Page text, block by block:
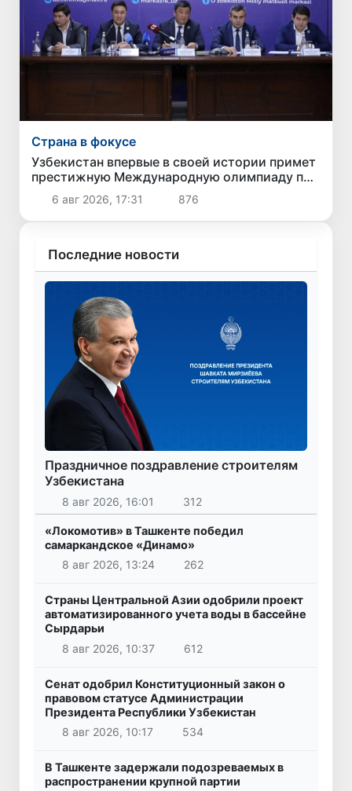
Страна в фокусе
Узбекистан впервые в своей истории примет
престижную Международную олимпиаду по
информатике IOI 2026
6 авг 2026, 17:31 876
Последние новости
Праздничное поздравление строителям
Узбекистана
8 авг 2026, 16:01 312
«Локомотив» в Ташкенте победил
самаркандское «Динамо»
8 авг 2026, 13:24
262
Страны Центральной Азии одобрили проект
автоматизированного учета воды в бассейне
Сырдарьи
8 авг 2026, 10:37
612
Сенат одобрил Конституционный закон о
правовом статусе Администрации
Президента Республики Узбекистан
8 авг 2026, 10:17
534
В Ташкенте задержали подозреваемых в
распространении крупной партии